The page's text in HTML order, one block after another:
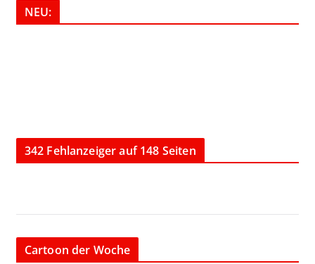
NEU:
342 Fehlanzeiger auf 148 Seiten
Cartoon der Woche